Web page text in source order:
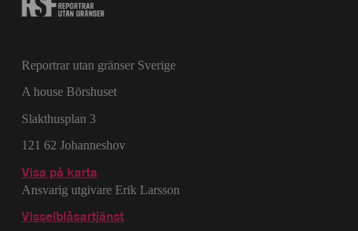
Reportrar utan gränser Sverige
A house Börshuset
Slakthusplan 3
121 62 Johanneshov
Visa på karta
Ansvarig utgivare Erik Larsson
Visselblåsartjänst